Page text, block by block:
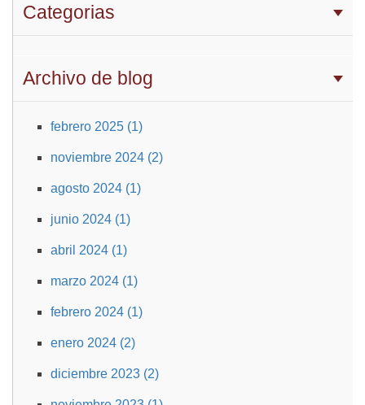
Categorias
Archivo de blog
febrero 2025 (1)
noviembre 2024 (2)
agosto 2024 (1)
junio 2024 (1)
abril 2024 (1)
marzo 2024 (1)
febrero 2024 (1)
enero 2024 (2)
diciembre 2023 (2)